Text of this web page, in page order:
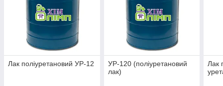
Лак поліуретановий УР-12
УР-120 (поліуретановий
лак)
Лак